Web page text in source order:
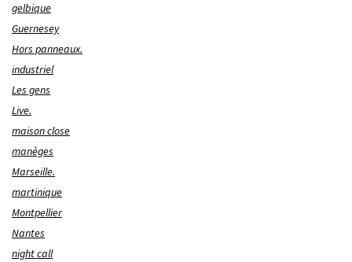
gelbique
Guernesey
Hors panneaux.
industriel
Les gens
Live.
maison close
manèges
Marseille.
martinique
Montpellier
Nantes
night call